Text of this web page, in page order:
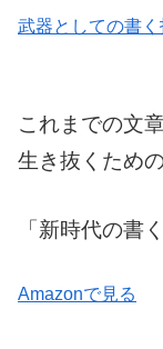
武器としての書
これまでの文
生き抜くため
「新時代の書
Amazonで見る